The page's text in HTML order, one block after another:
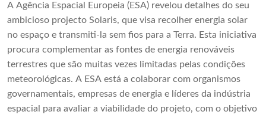
A Agência Espacial Europeia (ESA) revelou detalhes do seu
ambicioso projecto Solaris, que visa recolher energia solar
no espaço e transmiti-la sem fios para a Terra. Esta iniciativa
procura complementar as fontes de energia renováveis ​​
terrestres que são muitas vezes limitadas pelas condições
meteorológicas. A ESA está a colaborar com organismos
governamentais, empresas de energia e líderes da indústria
espacial para avaliar a viabilidade do projeto, com o objetivo